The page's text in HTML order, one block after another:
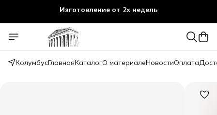
КолумбусГлавнаяКаталогО материалеНовостиОплата